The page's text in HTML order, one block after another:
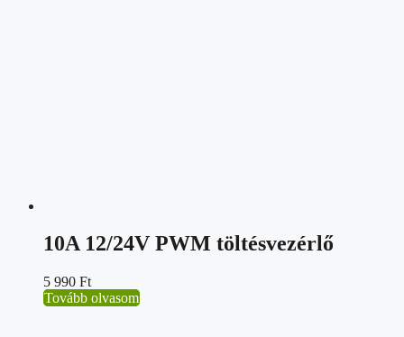
10A 12/24V PWM töltésvezérlő
5 990 Ft
Tovább olvasom